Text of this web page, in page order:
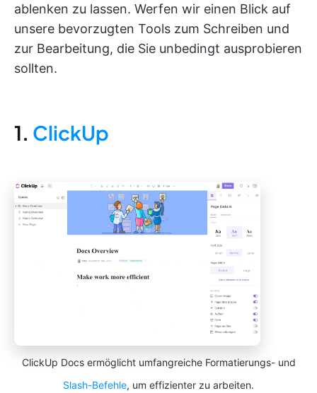
ablenken zu lassen. Werfen wir einen Blick auf
unsere bevorzugten Tools zum Schreiben und
zur Bearbeitung, die Sie unbedingt ausprobieren
sollten.
1. ClickUp
ClickUp Docs ermöglicht umfangreiche Formatierungs- und
Slash-Befehle, um effizienter zu arbeiten.